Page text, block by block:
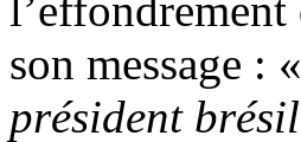
son message : «
président